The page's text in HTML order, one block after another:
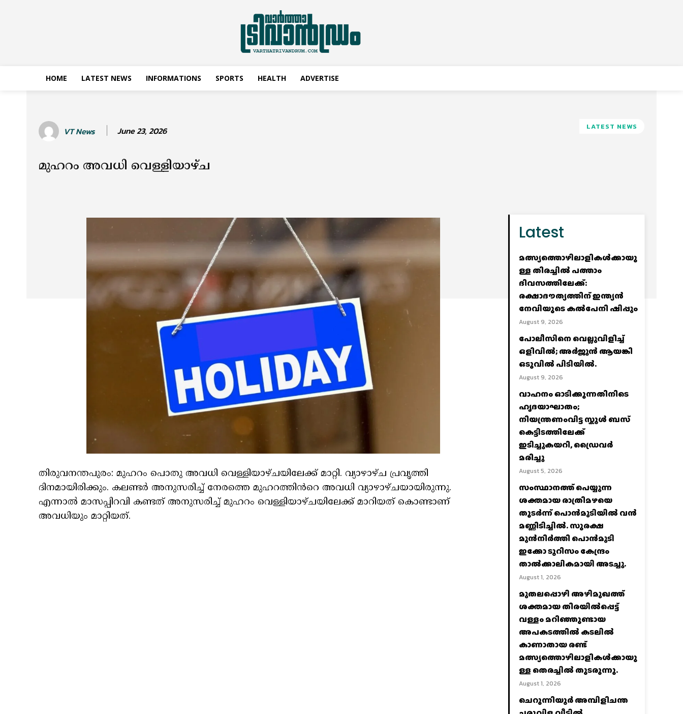
HOME LATEST NEWS INFORMATIONS SPORTS HEALTH ADVERTISE
VT News June 23, 2026
മുഹറം അവധി വെള്ളിയാഴ്ച
LATEST NEWS
തിരുവനന്തപുരം: മുഹറം പൊതു അവധി വെള്ളിയാഴ്ചയിലേക്ക് മാറ്റി. വ്യാഴാഴ്ച പ്രവൃത്തി
ദിനമായിരിക്കും. കലണ്ടർ അനുസരിച്ച് നേരത്തെ മുഹറത്തിൻറെ അവധി വ്യാഴാഴ്ചയായിരുന്നു.
എന്നാൽ മാസപ്പിറവി കണ്ടത് അനുസരിച്ച് മുഹറം വെള്ളിയാഴ്ചയിലേക്ക് മാറിയത് കൊണ്ടാണ്
അവധിയും മാറ്റിയത്.
Latest
മത്സ്യത്തൊഴിലാളികള്‍ക്കായു
ള്ള തിരച്ചില്‍ പത്താം
ദിവസത്തിലേക്ക്:
രക്ഷാദൗത്യത്തിന് ഇന്ത്യൻ
നേവിയുടെ കല്‍പേനി ഷിപ്പും
August 9, 2026
പോലീസിനെ വെല്ലുവിളിച്ച്‌
ഒളിവില്‍; അര്‍ജുന്‍ ആയങ്കി
ഒടുവില്‍ പിടിയില്‍.
August 9, 2026
വാഹനം ഓടിക്കുന്നതിനിടെ
ഹൃദയാഘാതം;
നിയന്ത്രണംവിട്ട സ്കൂൾ ബസ്
കെട്ടിടത്തിലേക്ക്
ഇടിച്ചുകയറി, ഡ്രൈവർ
മരിച്ചു
August 5, 2026
സംസ്ഥാനത്ത് പെയ്യുന്ന
ശക്തമായ രാത്രിമഴയെ
തുടർന്ന് പൊൻമുടിയില്‍ വൻ
മണ്ണിടിച്ചില്‍. സുരക്ഷ
മുൻനിർത്തി പൊൻമുടി
ഇക്കോ ടൂറിസം കേന്ദ്രം
താല്‍ക്കാലികമായി അടച്ചു.
August 1, 2026
മുതലപ്പൊഴി അഴിമുഖത്ത്
ശക്തമായ തിരയിൽപ്പെട്ട്
വള്ളം മറിഞ്ഞുണ്ടായ
അപകടത്തിൽ കടലിൽ
കാണാതായ രണ്ട്
മത്സ്യത്തൊഴിലാളികൾക്കായു
ള്ള തെരച്ചിൽ തുടരുന്നു.
August 1, 2026
ചെറുന്നിയൂർ അമ്പിളിചന്ത